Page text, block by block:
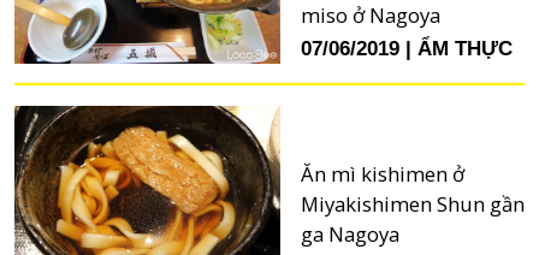
miso ở Nagoya
07/06/2019 ẨM THỰC
Ăn mì kishimen ở
Miyakishimen Shun gần
ga Nagoya